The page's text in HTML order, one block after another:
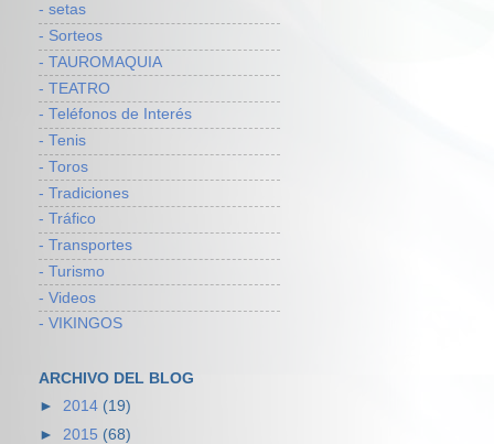
- setas
- Sorteos
- TAUROMAQUIA
- TEATRO
- Teléfonos de Interés
- Tenis
- Toros
- Tradiciones
- Tráfico
- Transportes
- Turismo
- Videos
- VIKINGOS
ARCHIVO DEL BLOG
► 2014 (19)
► 2015 (68)